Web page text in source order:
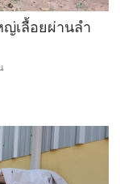
เลื้อยผ่านลำ
นอน
ทีวี